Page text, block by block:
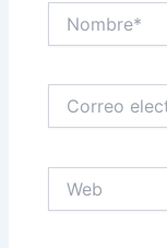
electrónico*